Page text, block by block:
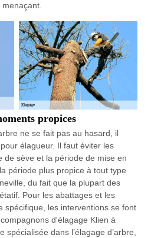
propices
ne se fait pas au hasard, il
élagueur. Il faut éviter les
de sève et la période de mise en
période plus propice à tout type
du fait que la plupart des
Pour les abattages et les
spécifique, les interventions se font
d'élagage Klien à
spécialisée dans l’élagage d’arbre,